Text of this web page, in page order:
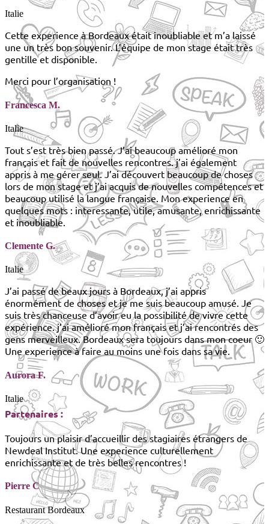
Italie
Cette experience à Bordeaux était inoubliable et m’a laissé
une un très bon souvenir. L’équipe de mon stage était très
gentille et disponible.
Merci pour l’organisation !
Francesca M.
Italie
Tout s’est très bien passé. J’ai beaucoup amélioré mon
français et fait de nouvelles rencontres. j’ai également
appris à me gérer seul. J’ai découvert beaucoup de choses
lors de mon stage et j’ai acquis de nouvelles compétences et
beaucoup utilisé la langue française. Mon experience en
quelques mots : interessante, utile, amusante, enrichissante
et inoubliable.
Clemente G.
Italie
J’ai passé de beaux jours à Bordeaux, j’ai appris
énormément de choses et je me suis beaucoup amusé. Je
suis très chanceuse d’avoir eu la possibilité de vivre cette
expérience. j’ai amélioré mon français et j’ai rencontrés des
gens merveilleux. Bordeaux sera toujours dans mon coeur 🙂
Une experience à faire au moins une fois dans sa vie.
Aurora F.
Italie
Partenaires :
Toujours un plaisir d’accueillir des stagiaires étrangers de
Newdeal Institut. Une experience culturellement
enrichissante et de très belles rencontres !
Pierre C
Restaurant Bordeaux